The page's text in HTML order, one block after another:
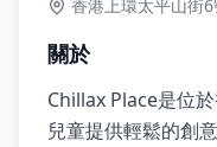
香港上環太平山街
關於
Chillax Place是位
兒童提供輕鬆的創